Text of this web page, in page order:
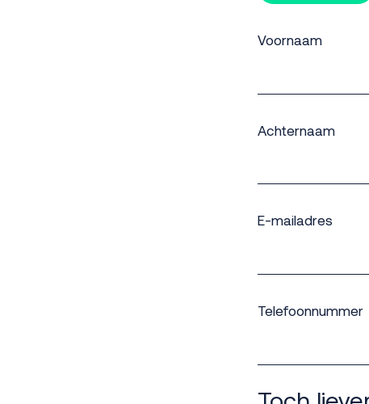
Voornaam
Achternaam
E-mailadres
Telefoonnummer